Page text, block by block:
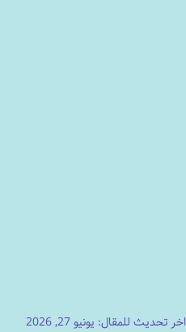
اخر تحديث للمقال: يونيو 27, 2026